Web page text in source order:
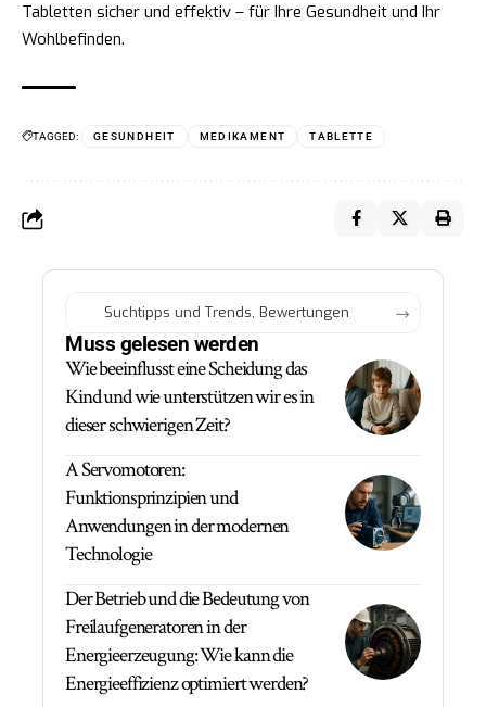
Tabletten sicher und effektiv – für Ihre Gesundheit und Ihr
Wohlbefinden.
TAGGED: GESUNDHEIT MEDIKAMENT TABLETTE
Muss gelesen werden
Wie beeinflusst eine Scheidung das
Kind und wie unterstützen wir es in
dieser schwierigen Zeit?
A Servomotoren:
Funktionsprinzipien und
Anwendungen in der modernen
Technologie
Der Betrieb und die Bedeutung von
Freilaufgeneratoren in der
Energieerzeugung: Wie kann die
Energieeffizienz optimiert werden?